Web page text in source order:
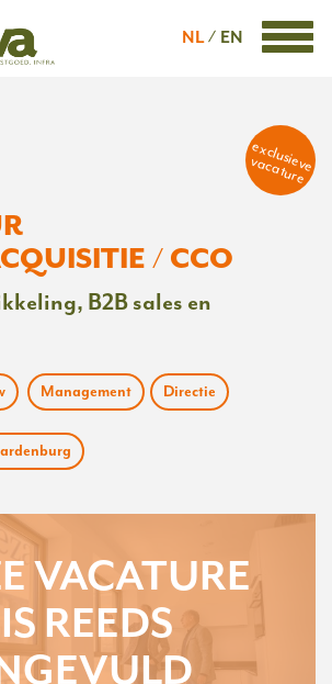
NL EN
exclusieve
vacature
/ CCO
B2B sales en
Management Directie
VACATURE
IS REEDS